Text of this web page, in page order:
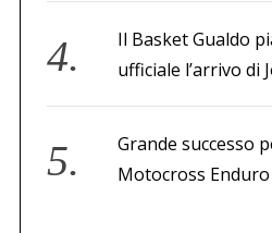
Il Basket Gualdo
ufficiale l’arrivo di
Grande successo
Motocross